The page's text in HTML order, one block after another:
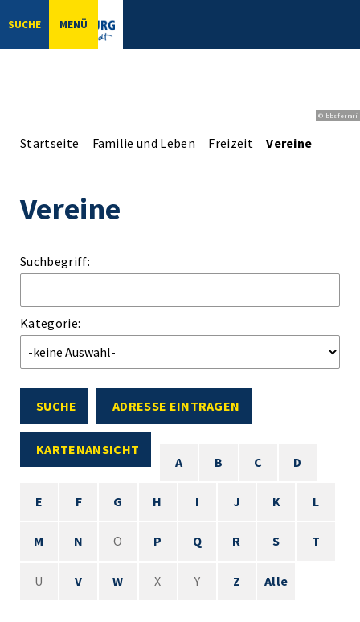
SUCHE MENÜ
© bbsferrari
Startseite Familie und Leben Freizeit Vereine
Vereine
Suchbegriff:
Kategorie:
SUCHE ADRESSE EINTRAGEN
KARTENANSICHT
A
B C D
E F G H I J K L
M N O P Q R S T
U V W X Y Z Alle